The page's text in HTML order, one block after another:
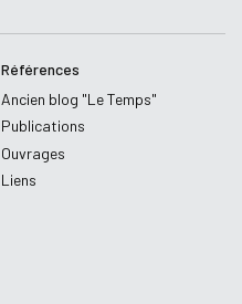
Références
Ancien blog "Le Temps"
Publications
Ouvrages
Liens